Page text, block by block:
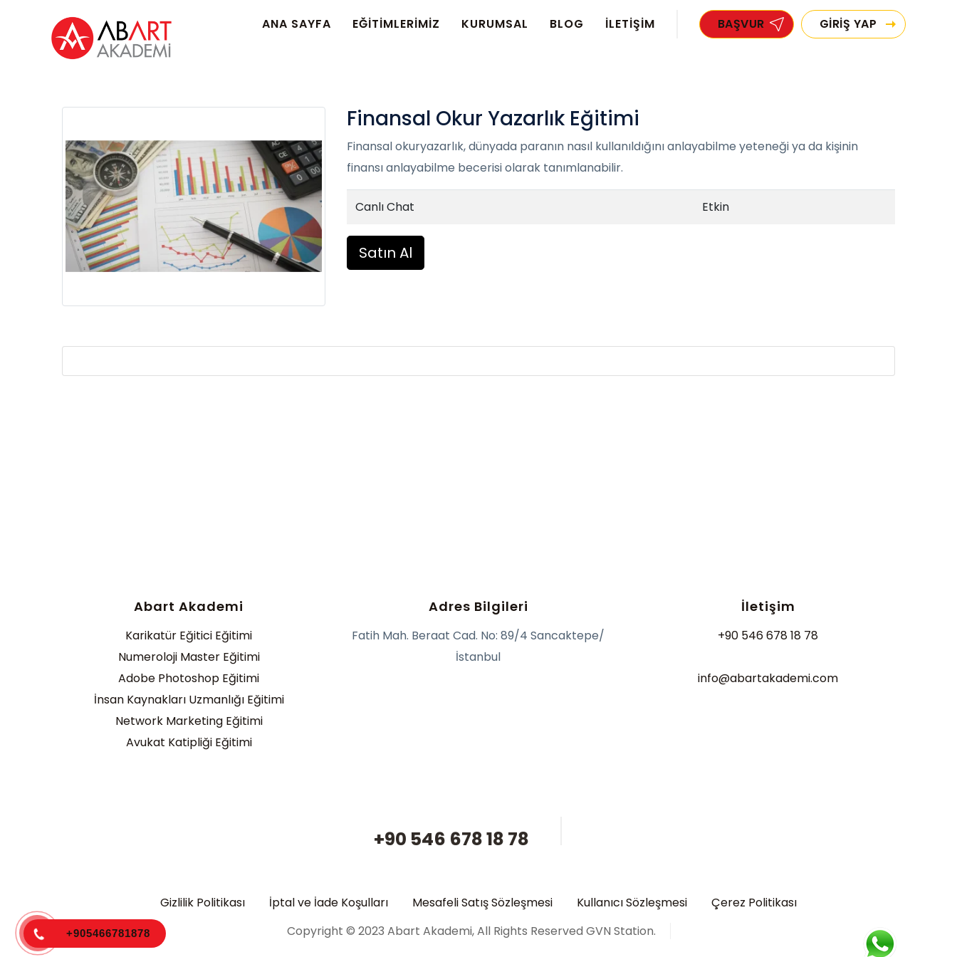
+905466781878
ANA SAYFA EĞİTİMLERİMİZ KURUMSAL BLOG İLETİŞİM BAŞVUR GİRİŞ YAP
Finansal Okur Yazarlık Eğitimi
Finansal okuryazarlık, dünyada paranın nasıl kullanıldığını anlayabilme yeteneği ya da kişinin
finansı anlayabilme becerisi olarak tanımlanabilir.
Canlı Chat Etkin
Satın Al
Abart Akademi
Karikatür Eğitici Eğitimi
Numeroloji Master Eğitimi
Adobe Photoshop Eğitimi
İnsan Kaynakları Uzmanlığı Eğitimi
Network Marketing Eğitimi
Avukat Katipliği Eğitimi
Adres Bilgileri
Fatih Mah. Beraat Cad. No: 89/4 Sancaktepe/
İstanbul
İletişim
+90 546 678 18 78
info@abartakademi.com
+90 546 678 18 78
Gizlilik Politikası İptal ve İade Koşulları Mesafeli Satış Sözleşmesi Kullanıcı Sözleşmesi
Çerez Politikası
Copyright © 2023 Abart Akademi, All Rights Reserved GVN Station.